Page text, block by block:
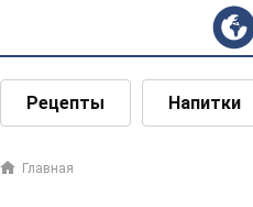
Рецепты Напитки
Главная